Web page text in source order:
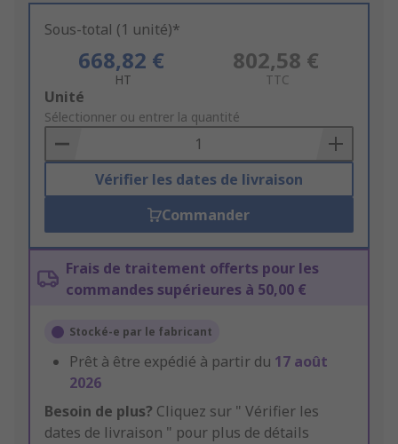
Sous-total (1 unité)*
668,82 €
HT
802,58 €
TTC
Add
to
Basket
Unité
Sélectionner ou entrer la quantité
Vérifier les dates de livraison
Commander
Frais de traitement offerts pour les
commandes supérieures à 50,00 €
Stocké-e par le fabricant
Prêt à être expédié à partir du 17 août
2026
Besoin de plus? Cliquez sur " Vérifier les
dates de livraison " pour plus de détails